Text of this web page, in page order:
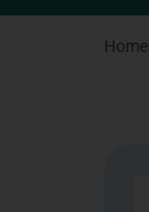
Home